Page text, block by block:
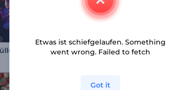
Logoenthüllung von Radiant Forms Fotograf Logo Reveal
Etwas ist schiefgelaufen. Something
went wrong. Failed to fetch
Got it